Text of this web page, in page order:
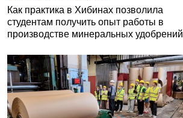
Как практика в Хибинах позволила
студентам получить опыт работы в
производстве минеральных удобрений